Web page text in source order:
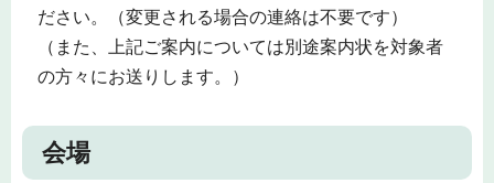
ださい。（変更される場合の連絡は不要です）
（また、上記ご案内については別途案内状を対象者
の方々にお送りします。）
会場